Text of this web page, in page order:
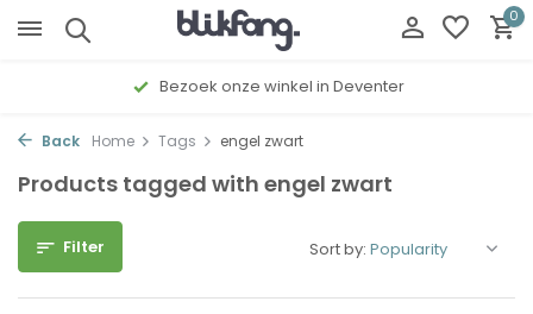
0
Bezoek onze winkel in Deventer
Back Home Tags engel zwart
Products tagged with engel zwart
Filter Sort by: